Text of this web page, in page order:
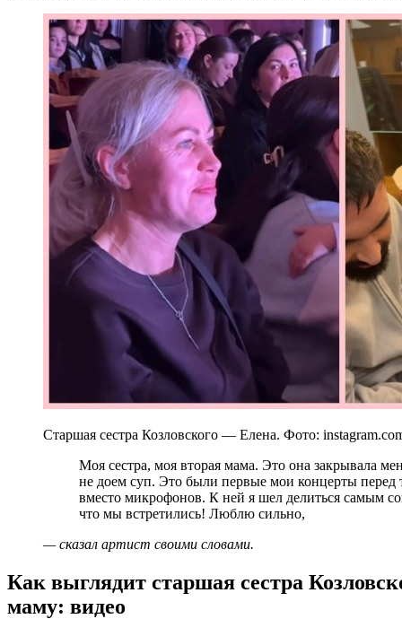
Старшая сестра Козловского — Елена. Фото:
Моя сестра, моя вторая мама. Это она закрывала меня в комнате в детстве и не упускала, пока
не доем суп. Это были первые мои концерты перед
вместо микрофонов. К ней я шел делиться самым
что мы встретились! Люблю сильно,
— сказал артист своими словами.
Как выглядит старшая сестра
маму: видео